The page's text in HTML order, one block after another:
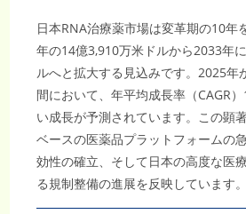
日本RNA治療薬市場は変革期の10年
年の14億3,910万米ドルから2033年
ルへと拡大する見込みです。2025年
間において、年平均成長率（CAGR
い成長が予測されています。この顕
ベースの医薬品プラットフォームの
効性の確立、そして日本の高度な医
る規制整備の進展を反映しています。